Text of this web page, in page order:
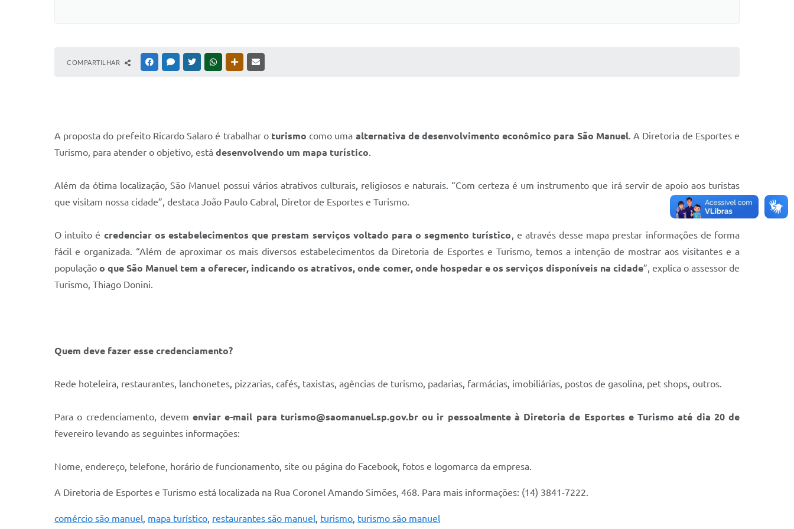
COMPARTILHAR FACEBOOKMESSENGER
TWITTERWHATSAPPOUTRAS MÍDIAS
A proposta do prefeito Ricardo Salaro é trabalhar o turismocomo uma alternativa de desenvolvimento econômico para São Manuel. A Diretoria de Esportes e
Turismo, para atender o objetivo, está desenvolvendo um mapa turístico.
Além da ótima localização, São Manuel possui vários atrativos culturais, religiosos e naturais. “Com certeza é um instrumento que irá servir de apoio aos turistas
que visitam nossa cidade”, destaca João Paulo Cabral, Diretor de Esportes e Turismo.
O intuito é credenciar os estabelecimentos que prestam serviços voltado para o segmento turístico, e através desse mapa prestar informações de forma
fácil e organizada. “Além de aproximar os mais diversos estabelecimentos da Diretoria de Esportes e Turismo, temos a intenção de mostrar aos visitantes e a
populaçãoo que São Manuel tem a oferecer, indicando os atrativos, onde comer, onde hospedar e os serviços disponíveis na cidade”, explica o assessor de
Turismo, Thiago Donini.
Quem deve fazer esse credenciamento?
Rede hoteleira, restaurantes, lanchonetes, pizzarias, cafés, taxistas, agências de turismo, padarias, farmácias, imobiliárias, postos de gasolina, pet shops, outros.
Para o credenciamento, devem enviar e-mail para turismo@saomanuel.sp.gov.br ou ir pessoalmente à Diretoria de Esportes e Turismo até dia 20 de
fevereiro levando as seguintes informações:
Nome, endereço, telefone, horário de funcionamento, site ou página do Facebook, fotos e logomarca da empresa.
A Diretoria de Esportes e Turismo está localizada na Rua Coronel Amando Simões, 468. Para mais informações: (14) 3841-7222.
comércio são manuel, mapa turístico, restaurantes são manuel, turismo, turismo são manuel